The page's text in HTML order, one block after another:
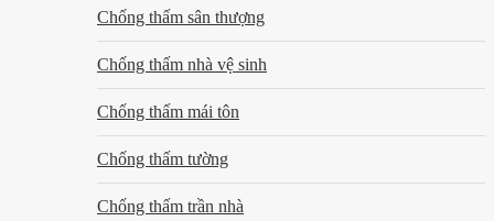
Chống thấm sân thượng
Chống thấm nhà vệ sinh
Chống thấm mái tôn
Chống thấm tường
Chống thấm trần nhà